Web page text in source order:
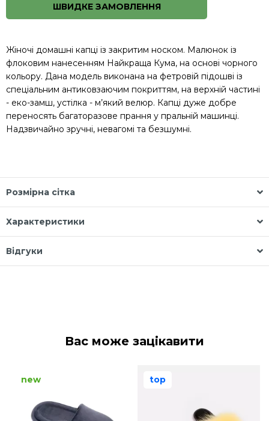
ШВИДКЕ ЗАМОВЛЕННЯ
Жіночі домашні капці із закритим носком. Малюнок із
флоковим нанесенням Найкраща Кума, на основі чорного
кольору. Дана модель виконана на фетровій підошві із
спеціальним антиковзаючим покриттям, на верхній частині
- еко-замш, устілка - м’який велюр. Капці дуже добре
переносять багаторазове прання у пральній машинці.
Надзвичайно зручні, невагомі та безшумні.
Розмірна сітка
Характеристики
Відгуки
Вас може зацікавити
new top